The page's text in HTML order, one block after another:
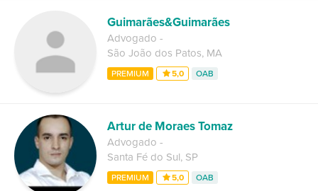
Guimarães&Guimarães
Advogado -
São João dos Patos, MA
PREMIUM 5,0 OAB
Artur de Moraes Tomaz
Advogado -
Santa Fé do Sul, SP
PREMIUM 5,0 OAB